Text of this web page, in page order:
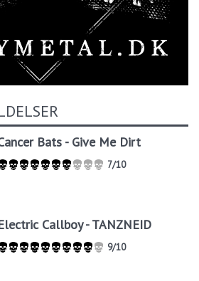
Bats - Give Me Dirt
7/10
Callboy - TANZNEID
9/10